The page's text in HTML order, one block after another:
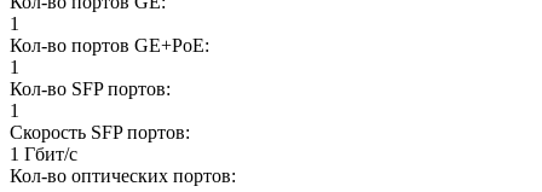
1
Кол-во портов GE+PoE:
1
Кол-во SFP портов:
1
Скорость SFP портов:
1 Гбит/с
Кол-во оптических портов: